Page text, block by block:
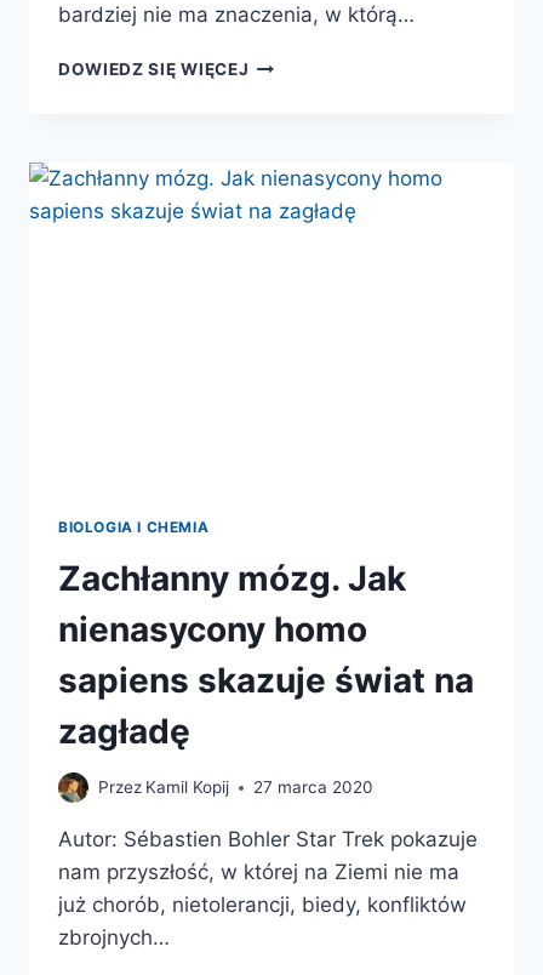
bardziej nie ma znaczenia, w którą…
DOWIEDZ SIĘ WIĘCEJ GPS
NAGRODY
NOBLA
BIOLOGIA I CHEMIA
Zachłanny mózg. Jak
nienasycony homo
sapiens skazuje świat na
zagładę
Przez Kamil Kopij 27 marca 2020
Autor: Sébastien Bohler Star Trek pokazuje
nam przyszłość, w której na Ziemi nie ma
już chorób, nietolerancji, biedy, konfliktów
zbrojnych…